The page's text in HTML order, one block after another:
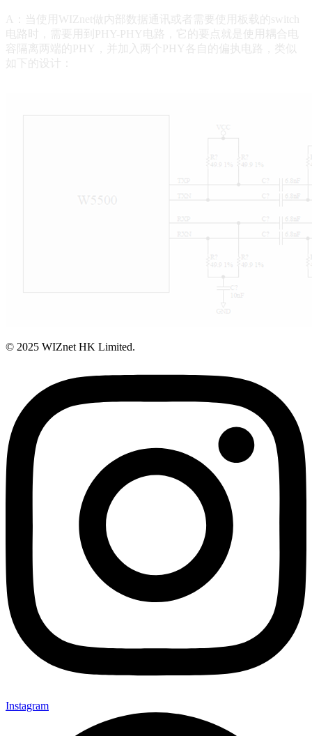
A：当使用WIZnet做内部数据通讯或者需要使用板载的switch
电路时，需要用到PHY-PHY电路，它的要点就是使用耦合电
容隔离两端的PHY，并加入两个PHY各自的偏执电路，类似
如下的设计：
© 2025 WIZnet HK Limited.
Instagram